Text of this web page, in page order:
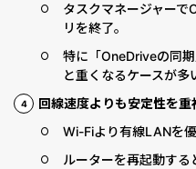
タスクマネージャーで
リを終了。
特に「OneDriveの同
と重くなるケースが多
回線速度よりも安定性を重
Wi-Fiより有線LANを優
ルーターを再起動す